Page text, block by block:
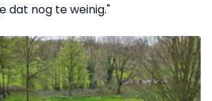
dat nog te weinig."